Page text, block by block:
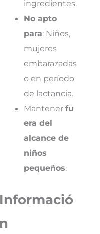
ingredientes.
No apto
para: Niños,
mujeres
embarazadas
o en período
de lactancia.
Mantener fu
era del
alcance de
niños
pequeños.
Informació
n